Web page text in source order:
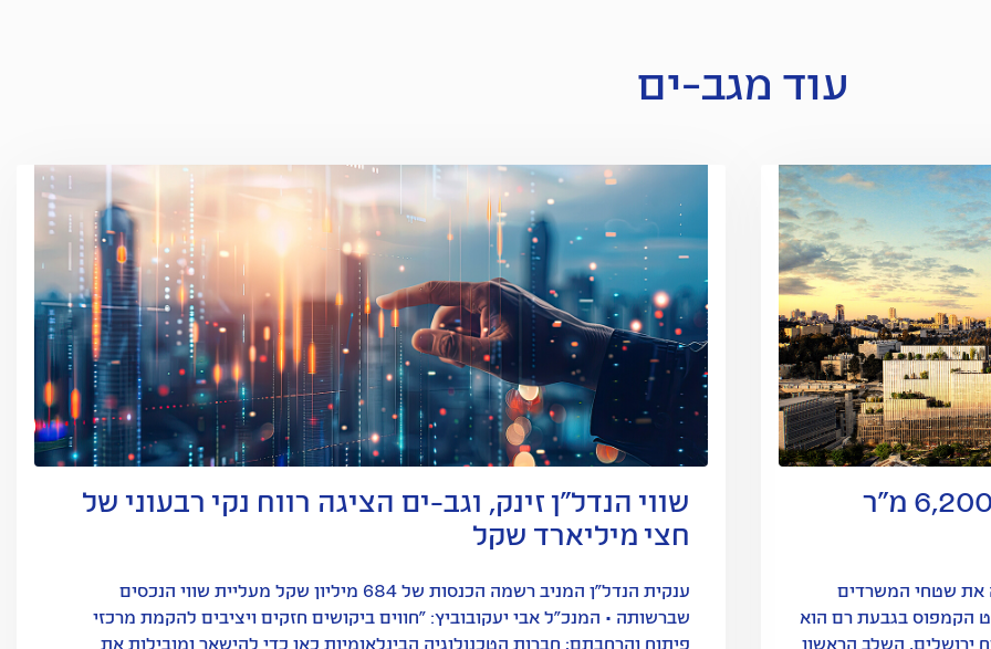
עוד מגב-ים
חברת General Microwave שכרה 6,200 מ"ר
את שטחי המשרדים
7 מיליון שקל; פרויקט הקמפוס בגבעת רם הוא
ירושלים, השלב הראשון
שווי הנדל"ן זינק, וגב-ים הציגה רווח נקי רבעוני של
חצי מיליארד שקל
ענקית הנדל"ן המניב רשמה הכנסות של 684 מיליון שקל מעליית שווי הנכסים
שברשותה • המנכ"ל אבי יעקובוביץ: "חווים ביקושים חזקים ויציבים להקמת מרכזי
פיתוח והרחבתם; חברות הטכנולוגיה הבינלאומיות כאן כדי להישאר ומובילות את